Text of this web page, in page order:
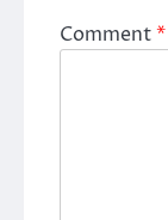
Comment*